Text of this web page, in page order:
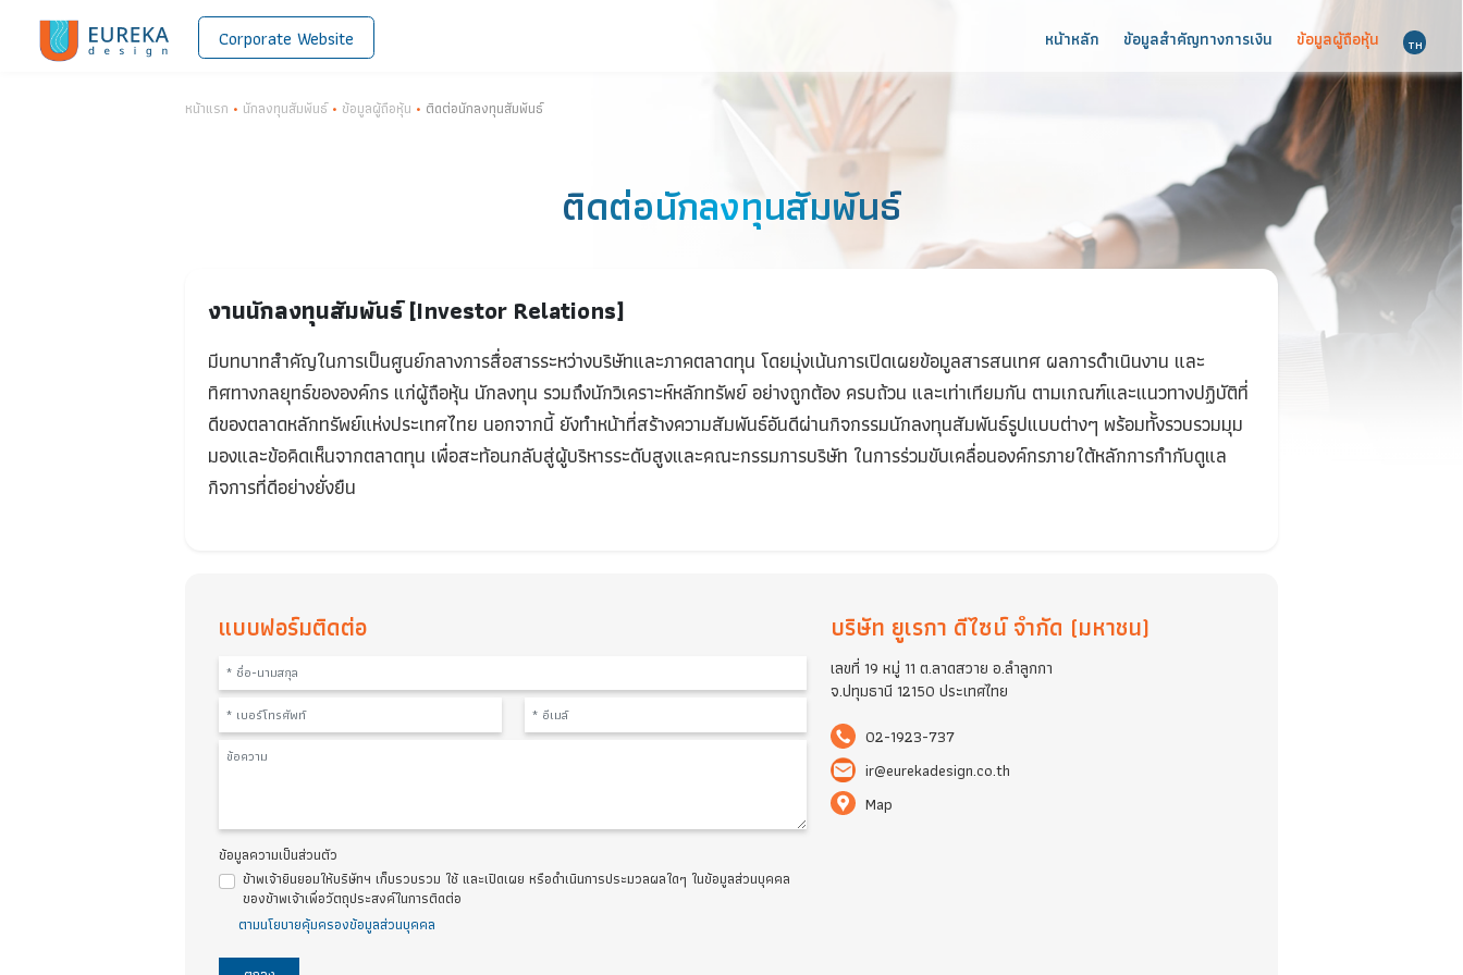
Corporate Website หน้าหลัก ข้อมูลสำคัญทางการเงิน
หน้าแรก • นักลงทุนสัมพันธ์ •ข้อมูลผู้ถือหุ้น •ติดต่อนักลงทุนสัมพันธ์
ติดต่อนักลงทุนสัมพันธ์
งานนักลงทุนสัมพันธ์ [Investor Relations]
มีบทบาทสำคัญในการเป็นศูนย์กลางการสื่อสารระหว่างบริษัทและภาคตลาดทุน โดยมุ่งเน้นการเปิดเผยข้อมูลสารสนเทศ ผลการดำเนินงาน และ
ทิศทางกลยุทธ์ขององค์กร แก่ผู้ถือหุ้น นักลงทุน รวมถึงนักวิเคราะห์หลักทรัพย์ อย่างถูกต้อง ครบถ้วน และเท่าเทียมกัน ตามเกณฑ์และแนวทางปฏิบัติที่
ดีของตลาดหลักทรัพย์แห่งประเทศไทย นอกจากนี้ ยังทำหน้าที่สร้างความสัมพันธ์อันดีผ่านกิจกรรมนักลงทุนสัมพันธ์รูปแบบต่างๆ พร้อมทั้งรวบรวมมุม
แบบฟอร์มติดต่อ บริษัท ยูเรกา ดีไซน์ จำกัด (มหาชน)
เลขที่ 19 หมู่ 11 ต.ลาดสวาย อ.ลำลูกกา
จ.ปทุมธานี 12150 ประเทศไทย